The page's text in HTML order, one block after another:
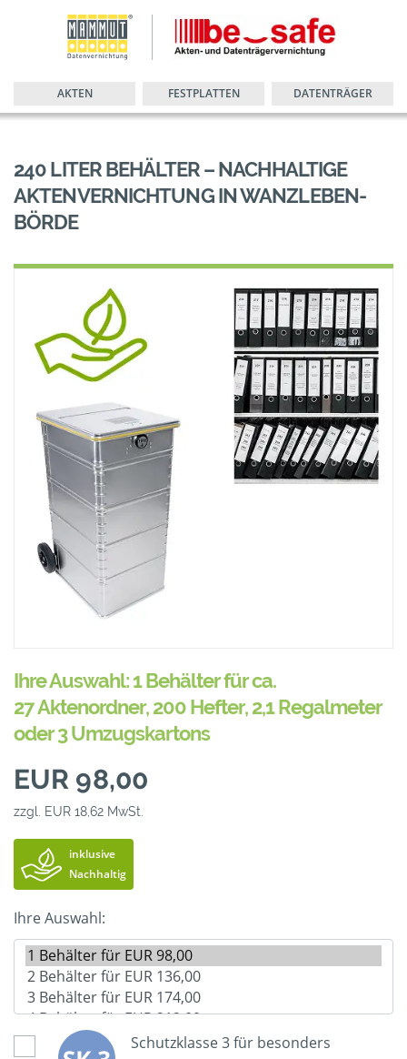
AKTEN FESTPLATTEN DATENTRÄGER
240 LITER BEHÄLTER – NACHHALTIGE
AKTENVERNICHTUNG IN WANZLEBEN-
BÖRDE
Ihre Auswahl: 1 Behälter für ca.
27 Aktenordner, 200 Hefter, 2,1 Regalmeter
oder 3 Umzugskartons
EUR 98,00
zzgl. EUR 18,62 MwSt.
inklusive
Nachhaltig
Ihre Auswahl:
Schutzklasse 3 für besonders